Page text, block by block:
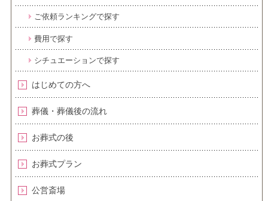
ご依頼ランキングで探す
費用で探す
シチュエーションで探す
はじめての方へ
葬儀・葬儀後の流れ
お葬式の後
お葬式プラン
公営斎場